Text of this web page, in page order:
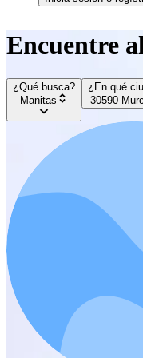
Encuentre
¿Qué busca?
Manitas
¿En qué
30590